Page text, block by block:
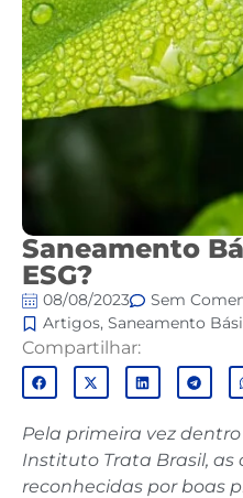
Saneamento
ESG?
08/08/2023
Sem
Artigos, Saneamento
Compartilhar:
Pela primeira vez
Instituto Trata Brasil, as
reconhecidas por boas